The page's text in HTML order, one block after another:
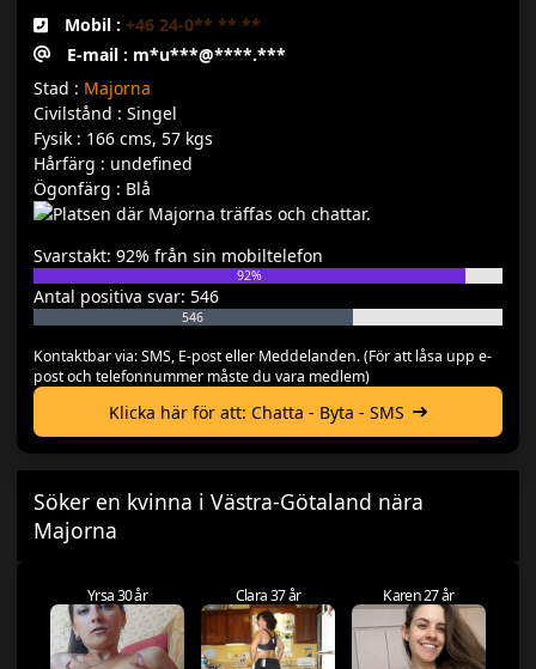
Mobil : +46 24-0** ** **
E-mail : m*u***@****.***
Stad : Majorna
Civilstånd : Singel
Fysik : 166 cms, 57 kgs
Hårfärg : undefined
Ögonfärg : Blå
Svarstakt: 92% från sin mobiltelefon
92%
Antal positiva svar: 546
546
Kontaktbar via: SMS, E-post eller Meddelanden. (För att låsa upp e-
post och telefonnummer måste du vara medlem)
Klicka här för att: Chatta - Byta - SMS
Söker en kvinna i Västra-Götaland nära
Majorna
Yrsa 30 år Clara 37 år Karen 27 år